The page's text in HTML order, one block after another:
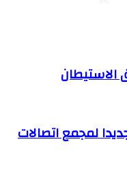
الاستيطان
لمجمع اتصالات